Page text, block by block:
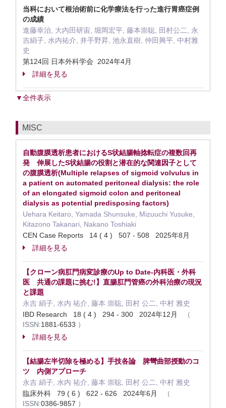
当科において根治術前に化学療法を行った進行胃癌症例
の成績
進藤幸治, 大内田研宙, 堀岡宏平, 藤本崇聡, 田村公二, 永
吉絹子, 水内祐介, 井手野昇, 池永直樹, 仲田興平, 中村雅
史
第124回 日本外科学会 2024年4月
詳細を見る
▼全件表示
MISC
自動腹膜透析患者におけるS状結腸軸捻転症の複数回再
発 伸展したS状結腸の役割と潜在的な関連因子として
の腹膜透析(Multiple relapses of sigmoid volvulus in
a patient on automated peritoneal dialysis: the role
of an elongated sigmoid colon and peritoneal
dialysis as potential predisposing factors)
Uehara Keitaro, Yamada Shunsuke, Mizuuchi Yusuke,
Kitazono Takanari, Nakano Toshiaki
CEN Case Reports 14 ( 4 ) 507 - 508 2025年8月
詳細を見る
【クローン病肛門病変診療のUp to Date-内科医・外科
医 共通の課題に挑む!】直腸肛門管癌の外科治療の現況
と課題
永吉 絹子, 水内 祐介, 藤本 崇聡, 田村 公二, 中村 雅史
IBD Research 18 ( 4 ) 294 - 300 2024年12月
（
ISSN:1881-6533 ）
詳細を見る
【結腸左半切除を極める】手技各論 脾彎曲部授動のコ
ツ 内側アプローチ
永吉 絹子, 水内 祐介, 藤本 崇聡, 田村 公二, 中村 雅史
臨床外科 79 ( 6 ) 622 - 626 2024年6月
（
ISSN:0386-9857 ）